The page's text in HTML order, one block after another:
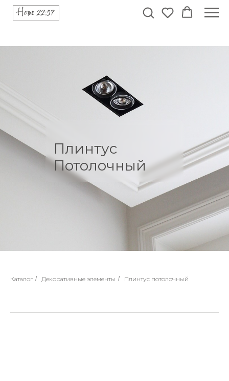
Плинтус
Потолочный
Каталог / Декоративные элементы / Плинтус потолочный